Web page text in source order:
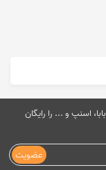
اسنپ و ... را رایگان
عضویت